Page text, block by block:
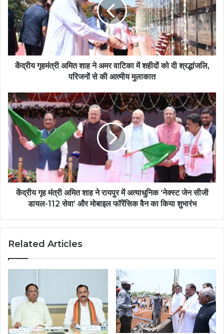
केंद्रीय गृहमंत्री अमित शाह ने अमर वाटिका में शहीदों को दी श्रद्धांजलि,
परिजनों से की आत्मीय मुलाकात
केंद्रीय गृह मंत्री अमित शाह ने रायपुर में अत्याधुनिक ‘नेक्स्ट जेन सीजी
डायल-112 सेवा’ और मोबाइल फॉरेंसिक वैन का किया शुभारंभ
Related Articles